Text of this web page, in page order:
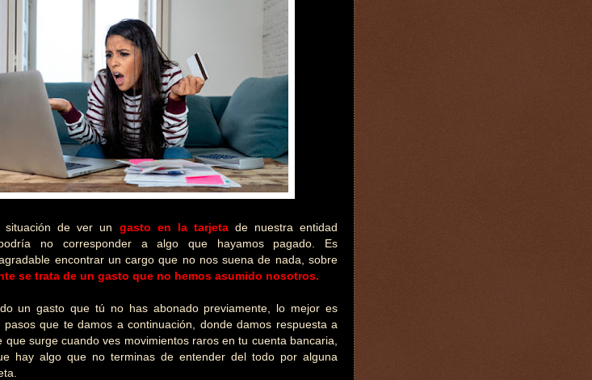
situación de ver un gasto en la tarjetade nuestra entidad
no corresponder a algo que hayamos pagado. Es
encontrar un cargo que no nos suena de nada, sobre
se trata de un gasto que no hemos asumido nosotros.
un gasto que tú no has abonado previamente, lo mejor es
pasos que te damos a continuación, donde damos respuesta a
que surge cuando ves movimientos raros en tu cuenta bancaria,
hay algo que no terminas de entender del todo por alguna